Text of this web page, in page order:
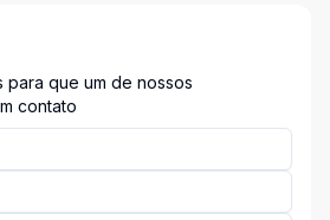
para que um de nossos
contato